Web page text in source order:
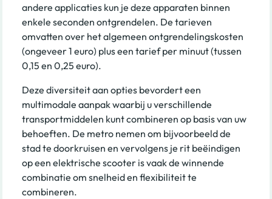
andere applicaties kun je deze apparaten binnen
enkele seconden ontgrendelen. De tarieven
omvatten over het algemeen ontgrendelingskosten
(ongeveer 1 euro) plus een tarief per minuut (tussen
0,15 en 0,25 euro).
Deze diversiteit aan opties bevordert een
multimodale aanpak waarbij u verschillende
transportmiddelen kunt combineren op basis van uw
behoeften. De metro nemen om bijvoorbeeld de
stad te doorkruisen en vervolgens je rit beëindigen
op een elektrische scooter is vaak de winnende
combinatie om snelheid en flexibiliteit te
combineren.